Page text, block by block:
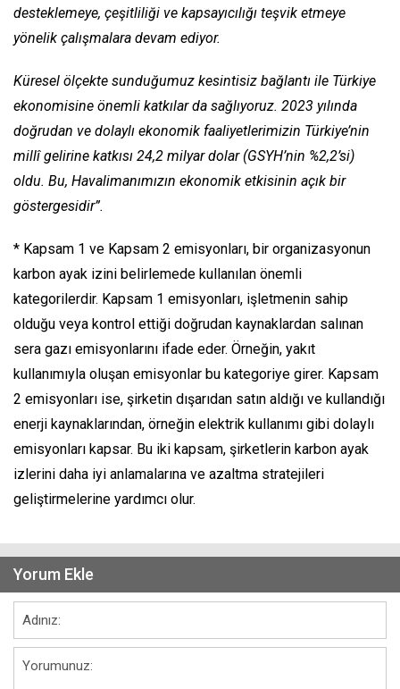
desteklemeye, çeşitliliği ve kapsayıcılığı teşvik etmeye
yönelik çalışmalara devam ediyor.
Küresel ölçekte sunduğumuz kesintisiz bağlantı ile Türkiye
ekonomisine önemli katkılar da sağlıyoruz. 2023 yılında
doğrudan ve dolaylı ekonomik faaliyetlerimizin Türkiye’nin
millî gelirine katkısı 24,2 milyar dolar (GSYH’nin %2,2’si)
oldu. Bu, Havalimanımızın ekonomik etkisinin açık bir
göstergesidir”.
* Kapsam 1 ve Kapsam 2 emisyonları, bir organizasyonun
karbon ayak izini belirlemede kullanılan önemli
kategorilerdir. Kapsam 1 emisyonları, işletmenin sahip
olduğu veya kontrol ettiği doğrudan kaynaklardan salınan
sera gazı emisyonlarını ifade eder. Örneğin, yakıt
kullanımıyla oluşan emisyonlar bu kategoriye girer. Kapsam
2 emisyonları ise, şirketin dışarıdan satın aldığı ve kullandığı
enerji kaynaklarından, örneğin elektrik kullanımı gibi dolaylı
emisyonları kapsar. Bu iki kapsam, şirketlerin karbon ayak
izlerini daha iyi anlamalarına ve azaltma stratejileri
geliştirmelerine yardımcı olur.
Yorum Ekle